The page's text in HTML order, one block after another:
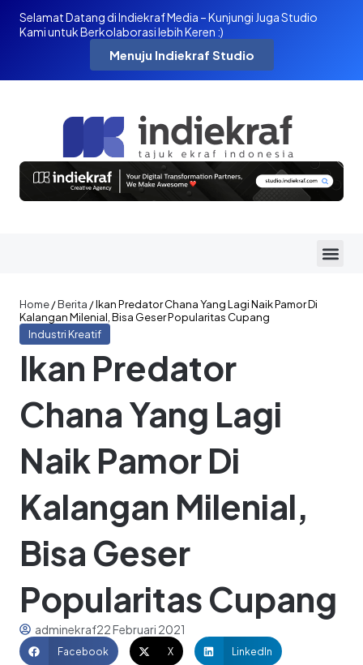
Selamat Datang di Indiekraf Media – Kunjungi Juga Studio
Kami untuk Berkolaborasi lebih Keren :)
Menuju Indiekraf Studio
Home/Berita /Ikan Predator Chana Yang Lagi Naik Pamor Di
Kalangan Milenial, Bisa Geser Popularitas Cupang
Industri Kreatif
Ikan Predator
Chana Yang Lagi
Naik Pamor Di
Kalangan Milenial,
Bisa Geser
Popularitas Cupang
adminekraf22 Februari 2021
Facebook X LinkedIn